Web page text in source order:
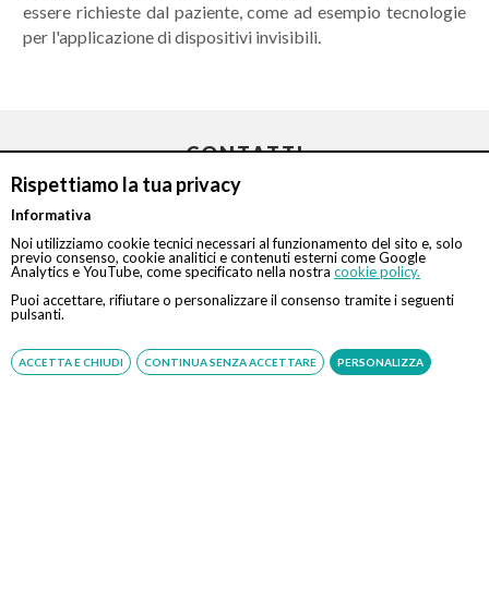
Rispettiamo la tua privacy
Informativa
Noi utilizziamo cookie tecnici necessari al funzionamento del sito e, solo
previo consenso, cookie analitici e contenuti esterni come Google
Analytics e YouTube, come specificato nella nostra cookie policy.
Puoi accettare, rifiutare o personalizzare il consenso tramite i seguenti
pulsanti.
ACCETTA E CHIUDI CONTINUA SENZA ACCETTARE PERSONALIZZA
essere richieste dal paziente, come ad esempio tecnologie
per l'applicazione di dispositivi invisibili.
CONTATTI
Chiamaci
Servizio disponibile dal Lunedì al Sabato dalle ore 9:00 alle ore 18:00.